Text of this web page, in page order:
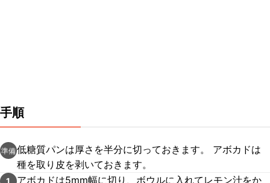
手順
準備低糖質パンは厚さを半分に切っておきます。 アボカドは
種を取り皮を剥いておきます。
1
アボカドは5mm幅に切り、ボウルに入れてレモン汁をか